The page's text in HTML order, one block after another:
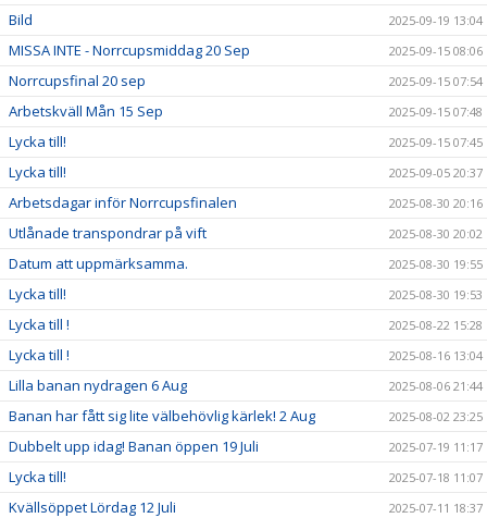
Bild 2025-09-19 13:04
MISSA INTE - Norrcupsmiddag 20 Sep 2025-09-15 08:06
Norrcupsfinal 20 sep 2025-09-15 07:54
Arbetskväll Mån 15 Sep 2025-09-15 07:48
Lycka till! 2025-09-15 07:45
Lycka till! 2025-09-05 20:37
Arbetsdagar inför Norrcupsfinalen 2025-08-30 20:16
Utlånade transpondrar på vift 2025-08-30 20:02
Datum att uppmärksamma. 2025-08-30 19:55
Lycka till! 2025-08-30 19:53
Lycka till ! 2025-08-22 15:28
Lycka till ! 2025-08-16 13:04
Lilla banan nydragen 6 Aug 2025-08-06 21:44
Banan har fått sig lite välbehövlig kärlek! 2 Aug 2025-08-02 23:25
Dubbelt upp idag! Banan öppen 19 Juli 2025-07-19 11:17
Lycka till! 2025-07-18 11:07
Kvällsöppet Lördag 12 Juli 2025-07-11 18:37